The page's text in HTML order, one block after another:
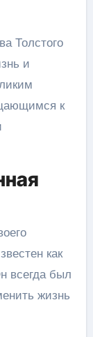
Толстого
и
к
как
всегда был
жизнь